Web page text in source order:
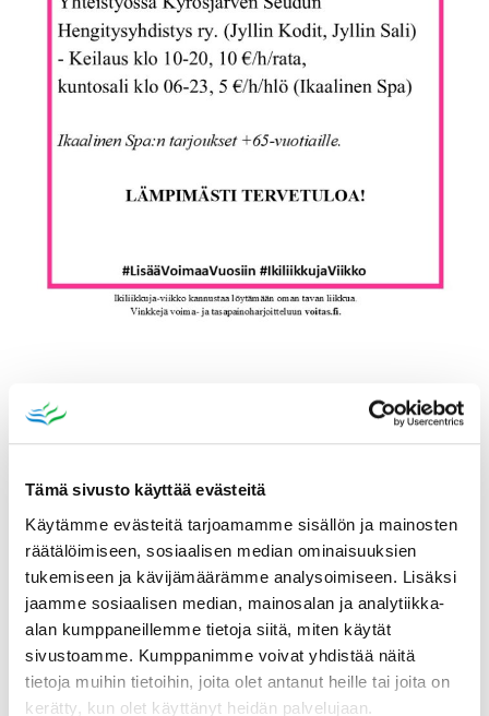
Tämä sivusto käyttää evästeitä
Käytämme evästeitä tarjoamamme sisällön ja mainosten
räätälöimiseen, sosiaalisen median ominaisuuksien
tukemiseen ja kävijämäärämme analysoimiseen. Lisäksi
jaamme sosiaalisen median, mainosalan ja analytiikka-
alan kumppaneillemme tietoja siitä, miten käytät
sivustoamme. Kumppanimme voivat yhdistää näitä
tietoja muihin tietoihin, joita olet antanut heille tai joita on
kerätty, kun olet käyttänyt heidän palvelujaan.
Katso myös